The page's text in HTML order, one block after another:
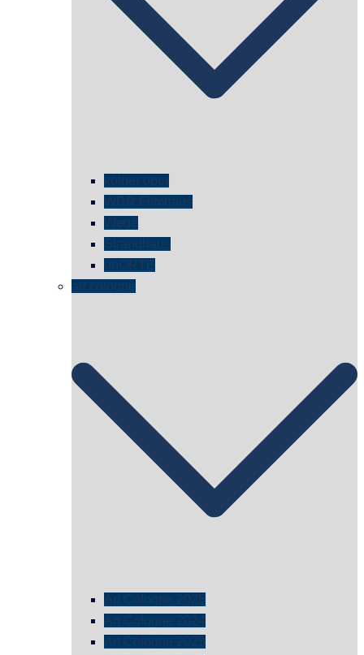
kölner oper
WDR Filmhaus
Wege
Strandhaus
unORTE
art cologne
Art Cologne 2025
Art Cologne 2024
Art Cologne 2023